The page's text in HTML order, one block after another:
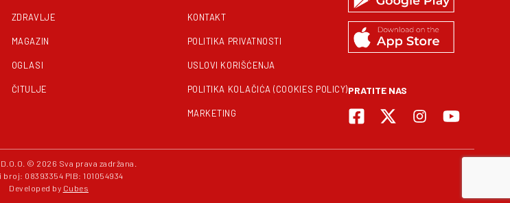
ZDRAVLJE
MAGAZIN
OGLASI
ČITULJE
KONTAKT
POLITIKA PRIVATNOSTI
USLOVI KORIŠĆENJA
POLITIKA KOLAČIĆA (COOKIES POLICY)
MARKETING
PRATITE NAS
© 2026 Sva prava zadržana.
broj: 08393354 PIB: 101054934
Developed by Cubes